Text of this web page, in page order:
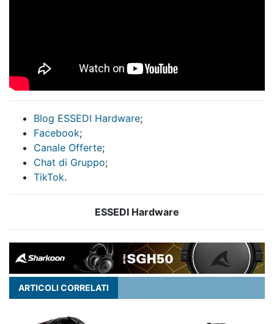
Blog ESSEDI Hardware;
Facebook;
Canale Offerte;
Chat di Gruppo;
TikTok.
ESSEDI Hardware
ARTICOLI CORRELATI